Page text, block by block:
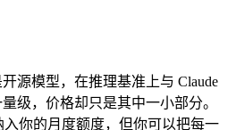
开源模型，在推理基准上与 Claude
级，价格却只是其中一小部分。
入你的月度额度，但你可以把每一